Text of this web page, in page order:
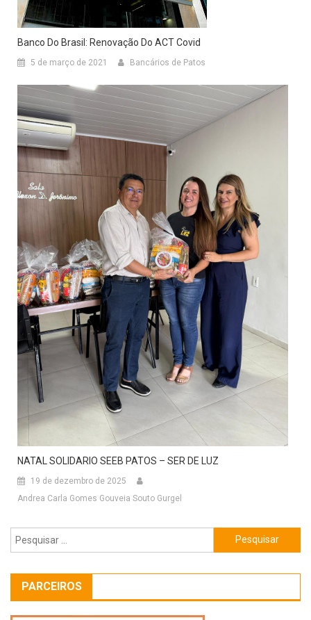
Banco Do Brasil: Renovação Do ACT Covid
5 de março de 2021 Bancários de Patos
NATAL SOLIDARIO SEEB PATOS – SER DE LUZ
19 de dezembro de 2025
Andrea Carla Gomes Gouveia Souto Gurgel
Pesquisar
por:
PARCEIROS